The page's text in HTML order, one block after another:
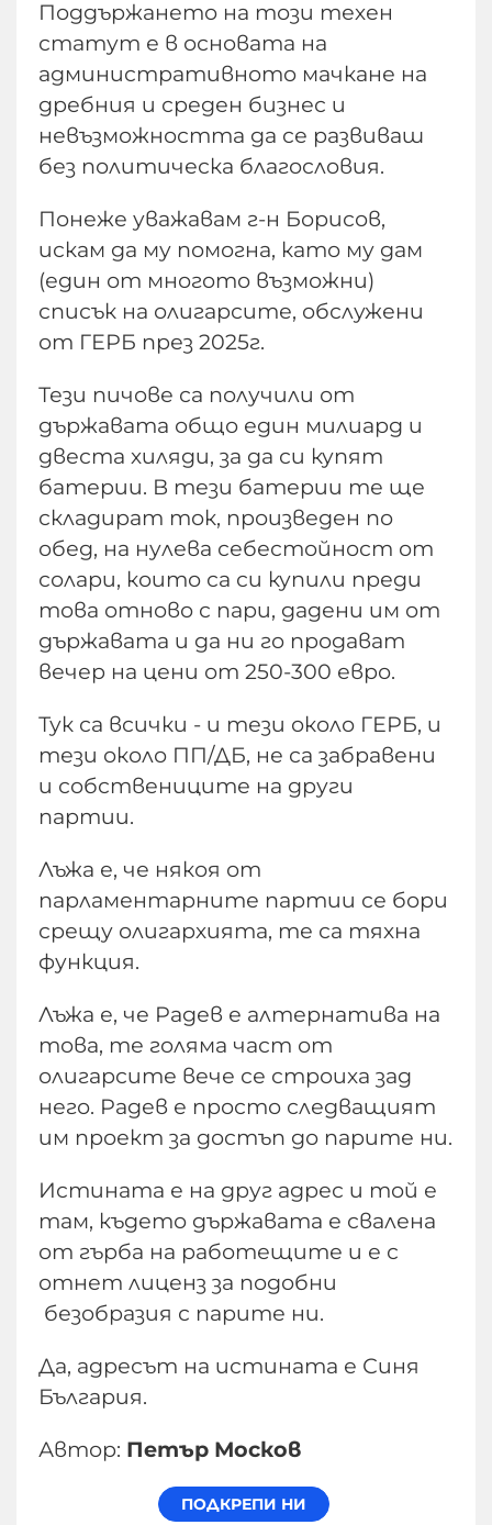
Поддържането на този техен
статут е в основата на
административното мачкане на
дребния и среден бизнес и
невъзможността да се развиваш
без политическа благословия.
Понеже уважавам г-н Борисов,
искам да му помогна, като му дам
(един от многото възможни)
списък на олигарсите, обслужени
от ГЕРБ през 2025г.
Тези пичове са получили от
държавата общо един милиард и
двеста хиляди, за да си купят
батерии. В тези батерии те ще
складират ток, произведен по
обед, на нулева себестойност от
солари, които са си купили преди
това отново с пари, дадени им от
държавата и да ни го продават
вечер на цени от 250-300 евро.
Тук са всички - и тези около ГЕРБ, и
тези около ПП/ДБ, не са забравени
и собствениците на други
партии.
Лъжа е, че някоя от
парламентарните партии се бори
срещу олигархията, те са тяхна
функция.
Лъжа е, че Радев е алтернатива на
това, те голяма част от
олигарсите вече се строиха зад
него. Радев е просто следващият
им проект за достъп до парите ни.
Истината е на друг адрес и той е
там, където държавата е свалена
от гърба на работещите и е с
отнет лиценз за подобни
безобразия с парите ни.
Да, адресът на истината е Синя
България.
Автор: Петър Москов